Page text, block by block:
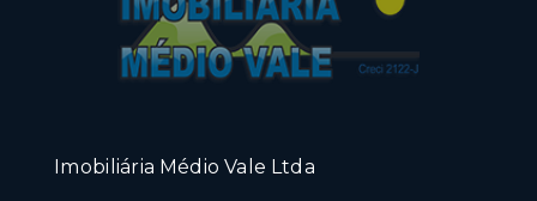
Imobiliária Médio Vale Ltda